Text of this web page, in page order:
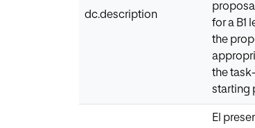
dc.description
for a B1
the
the
starting
El